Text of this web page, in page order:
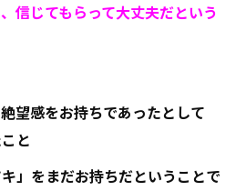
信じてもらって大丈夫だという
望感をお持ちであったとして
と
」をまだお持ちだということで